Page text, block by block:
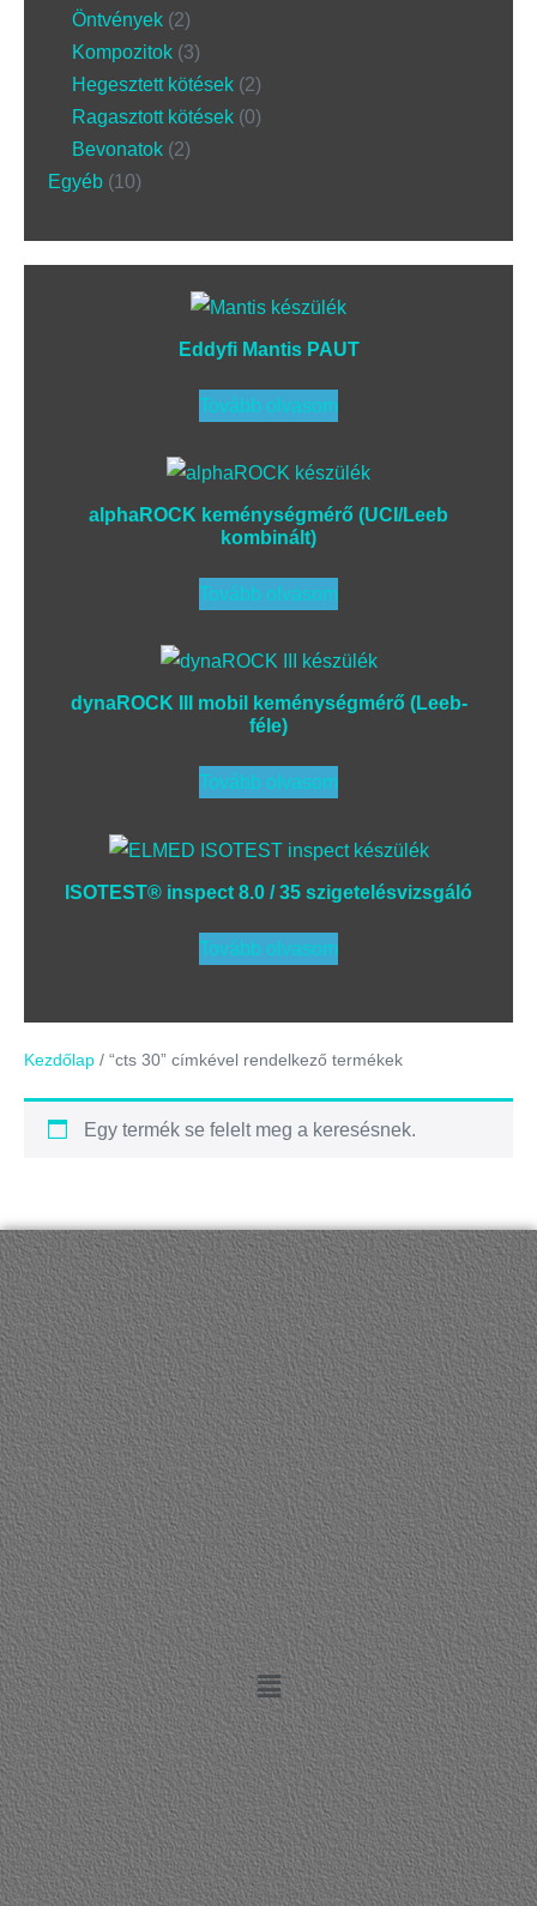
Öntvények 2
Kompozitok 3
Hegesztett kötések 2
Ragasztott kötések 0
Bevonatok 2
Egyéb 10
Eddyfi Mantis PAUT
Tovább olvasom
alphaROCK keménységmérő (UCI/Leeb
kombinált)
Tovább olvasom
dynaROCK III mobil keménységmérő (Leeb-
féle)
Tovább olvasom
ISOTEST® inspect 8.0 / 35 szigetelésvizsgáló
Tovább olvasom
Kezdőlap / “cts 30” címkével rendelkező termékek
Egy termék se felelt meg a keresésnek.